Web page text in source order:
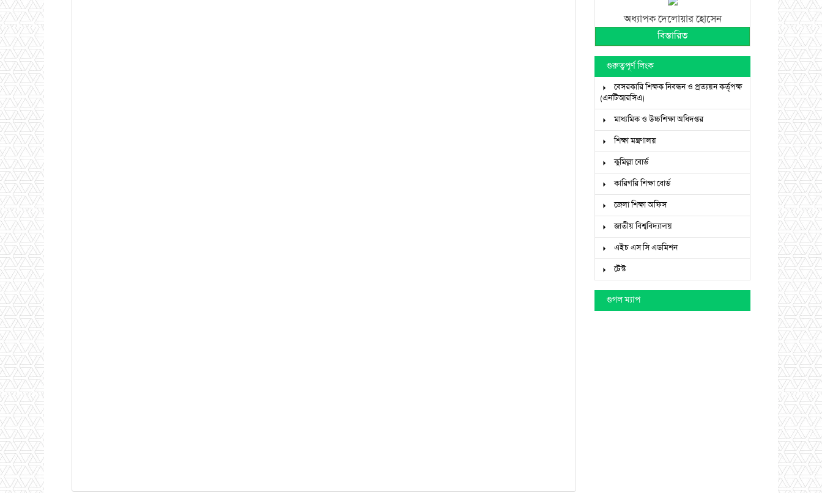
অধ্যাপক দেলোয়ার হোসেন
বিস্তারিত
গুরুত্বপূর্ণ লিংক
বেসরকারি শিক্ষক নিবন্ধন ও প্রত্যয়ন কর্তৃপক্ষ
(এনটিআরসিএ)
মাধ্যমিক ও উচ্চশিক্ষা অধিদপ্তর
শিক্ষা মন্ত্রণালয়
কুমিল্লা বোর্ড
কারিগরি শিক্ষা বোর্ড
জেলা শিক্ষা অফিস
জাতীয় বিশ্ববিদ্যালয়
এইচ এস সি এডমিশন
টেস্ট
গুগল ম্যাপ